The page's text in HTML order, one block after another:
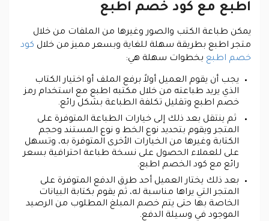
اطبع مع كود خصم اطبع
يمكن طباعة الكتب والصور وغيرها من الملفات من خلال
متجر اطبع بطريقة سهلة للغاية وبسعر مميز من خلال كود
خصم اطبع بخطوات سهلة هي:
يجب أن يقوم العميل أولاً برفع الملف أو اختيار الكتاب
الذي يريد طباعته من خلال مكتبه اطبع مع استخدام رمز
خصم اطبع وتقليل تكلفة الطباعة بشكل رائع.
ثم ينتقل بعد ذلك إلى خيارات الطباعة المتوفرة على
المتجر ويقوم بتحديد نوع الخط و نوع المستند وحجم
الكتابة وغيرها من الخيارات الأخرى المتوفرة به، وتسهل
على للعملاء الحصول على نسخة طباعة احترافية بسعر
رائع مع كود الخصم اطبع.
بعد ذلك يختار العميل أحد طرق الدفع المتوفرة على
المتجر التي يراها مناسبة له، ثم يقوم بكتابة البيانات
الخاصة بها حتى يتم خصم المبلغ المطلوب من الرصيد
الموجود في وسيلة الدفع.